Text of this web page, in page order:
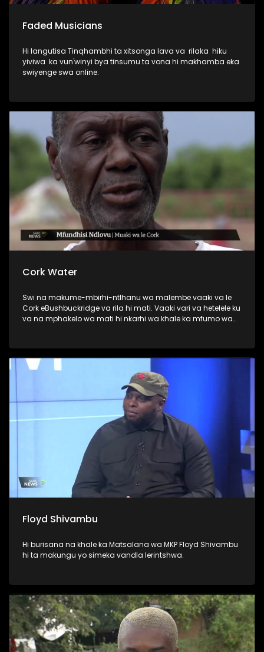
Faded Musicians
Hi langutisa Tinqhambhi ta xitsonga lava va rilaka hiku
yiviwa ka vun'winyi bya tinsumu ta vona hi makhamba eka
swiyenge swa online.
Cork Water
Swi na makume-mbirhi-ntlhanu wa malembe vaaki va le
Cork eBushbuckridge va rila hi mati. Vaaki vari va hetelele ku
va na mphakelo wa mati hi nkarhi wa khale ka mfumo wa
Floyd Shivambu
Hi burisana na khale ka Matsalana wa MKP Floyd Shivambu
hi ta makungu yo simeka vandla lerintshwa.